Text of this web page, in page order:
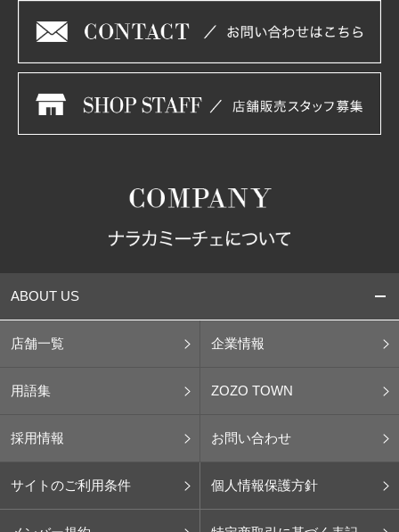
ABOUT US
店舗一覧 企業情報
用語集 ZOZO TOWN
採用情報 お問い合わせ
サイトのご利用条件 個人情報保護方針